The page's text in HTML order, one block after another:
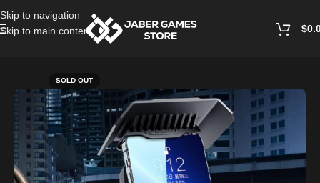
Skip to navigation
Skip to main content
$
SOLD OUT